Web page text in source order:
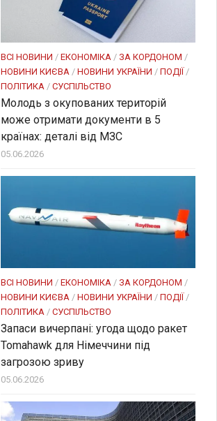
ВСІ НОВИНИ / ЕКОНОМІКА / ЗА КОРДОНОМ /
НОВИНИ КИЄВА / НОВИНИ УКРАЇНИ / ПОДІЇ /
ПОЛІТИКА / СУСПІЛЬСТВО
Молодь з окупованих територій
може отримати документи в 5
країнах: деталі від МЗС
05.06.2026
ВСІ НОВИНИ / ЕКОНОМІКА / ЗА КОРДОНОМ /
НОВИНИ КИЄВА / НОВИНИ УКРАЇНИ / ПОДІЇ /
ПОЛІТИКА / СУСПІЛЬСТВО
Запаси вичерпані: угода щодо ракет
Tomahawk для Німеччини під
загрозою зриву
05.06.2026